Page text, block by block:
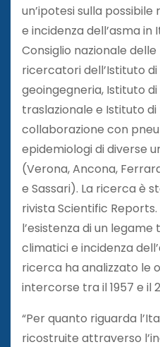
un’ipotesi sulla
e incidenza dell’asma
Consiglio nazionale
ricercatori dell’Istituto
geoingegneria, Istituto
traslazionale e Istituto di
collaborazione con
epidemiologi di diverse
(Verona, Ancona,
e Sassari). La ricerca è
rivista Scientific
l’esistenza di un
climatici e incidenza
ricerca ha analizzato le
intercorse tra il 1957 e il
“Per quanto riguarda
ricostruite attraverso